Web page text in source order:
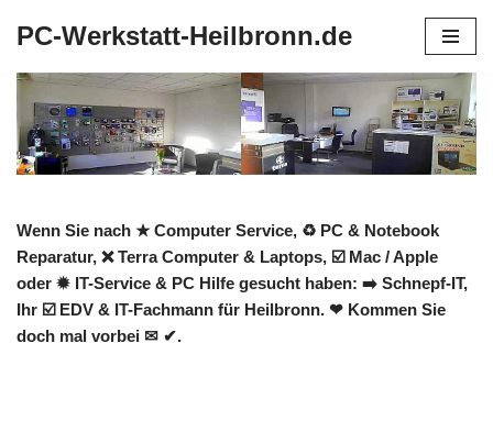
Inhalt
springen
PC-Werkstatt-Heilbronn.de
Wenn Sie nach ★ Computer Service, ♻ PC & Notebook
Reparatur, ❌ Terra Computer & Laptops, ☑️ Mac / Apple
oder ✹ IT-Service & PC Hilfe gesucht haben: ➡️ Schnepf-IT,
Ihr ☑️ EDV & IT-Fachmann für Heilbronn. ❤ Kommen Sie
doch mal vorbei ✉ ✔.